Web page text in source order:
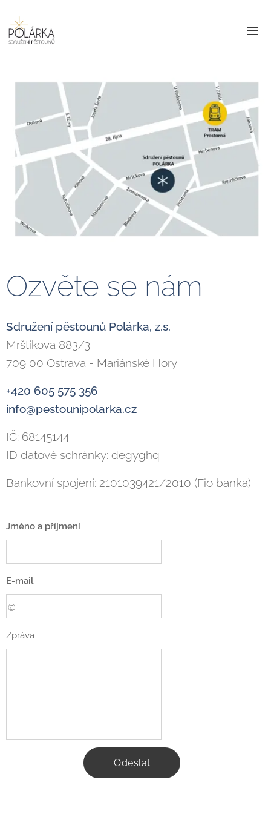
Ozvěte se nám
Sdružení pěstounů Polárka, z.s.
Mrštíkova 883/3
709 00 Ostrava - Mariánské Hory
+420 605 575 356
info@pestounipolarka.cz
IČ: 68145144
ID datové schránky: degyghq
Bankovní spojení: 2101039421/2010 (Fio banka)
Jméno a příjmení
E-mail
Zpráva
Odeslat